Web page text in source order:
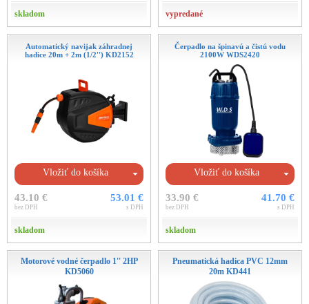
skladom vypredané
Automatický navijak záhradnej
hadice 20m + 2m (1/2'') KD2152
Vložiť do košíka
43.10 €
bez DPH
53.01 €
s DPH
skladom
Čerpadlo na špinavú a čistú vodu
2100W WDS2420
Vložiť do košíka
33.90 €
bez DPH
41.70 €
s DPH
skladom
Motorové vodné čerpadlo 1'' 2HP
KD5060
Pneumatická hadica PVC 12mm
20m KD441